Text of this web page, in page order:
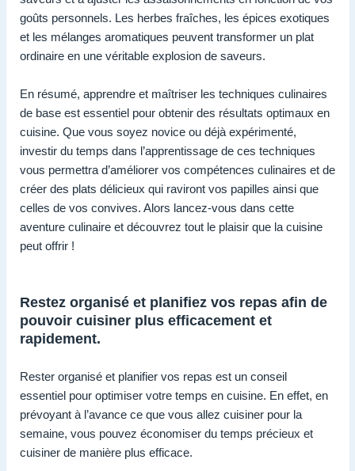
goûts personnels. Les herbes fraîches, les épices exotiques
et les mélanges aromatiques peuvent transformer un plat
ordinaire en une véritable explosion de saveurs.
En résumé, apprendre et maîtriser les techniques culinaires
de base est essentiel pour obtenir des résultats optimaux en
cuisine. Que vous soyez novice ou déjà expérimenté,
investir du temps dans l’apprentissage de ces techniques
vous permettra d’améliorer vos compétences culinaires et de
créer des plats délicieux qui raviront vos papilles ainsi que
celles de vos convives. Alors lancez-vous dans cette
aventure culinaire et découvrez tout le plaisir que la cuisine
peut offrir !
Restez organisé et planifiez vos repas afin de
pouvoir cuisiner plus efficacement et
rapidement.
Rester organisé et planifier vos repas est un conseil
essentiel pour optimiser votre temps en cuisine. En effet, en
prévoyant à l’avance ce que vous allez cuisiner pour la
semaine, vous pouvez économiser du temps précieux et
cuisiner de manière plus efficace.